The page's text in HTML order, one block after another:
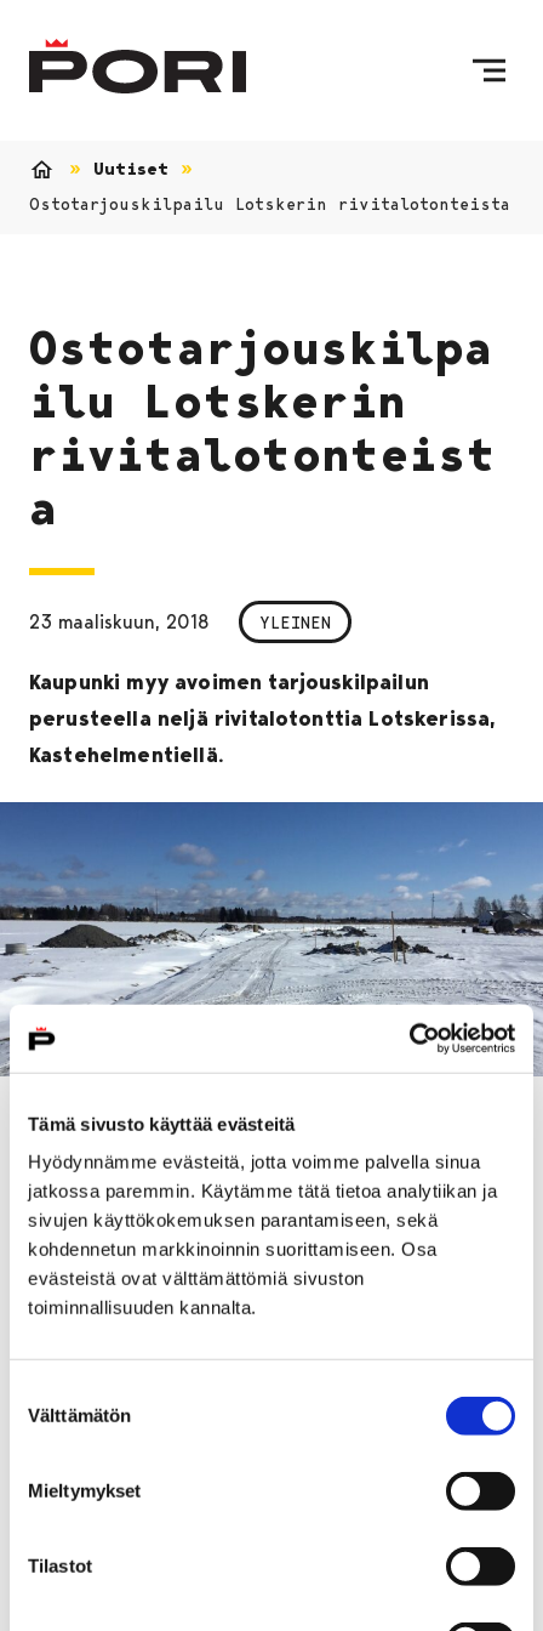
Tämä sivusto käyttää evästeitä
Hyödynnämme evästeitä, jotta voimme palvella sinua
jatkossa paremmin. Käytämme tätä tietoa analytiikan ja
sivujen käyttökokemuksen parantamiseen, sekä
kohdennetun markkinoinnin suorittamiseen. Osa
evästeistä ovat välttämättömiä sivuston
toiminnallisuuden kannalta.
valinta
Välttämätön
Mieltymykset
Tilastot
Uutiset
Ostotarjouskilpailu Lotskerin rivitalotonteista
Ostotarjouskilpa
ilu Lotskerin
rivitalotonteist
a
23 maaliskuun, 2018 YLEINEN
Kaupunki myy avoimen tarjouskilpailun
perusteella neljä rivitalotonttia Lotskerissa,
Kastehelmentiellä.
Tonttien kiinteistötunnukset ovat 609-55-69-2, 609-
55-69-3, 609-55-69-4 ja 609-55-68-7. Tonteilla on
rakennusoikeutta yhteensä 3147 k-m².
Huutokauppa käydään sähköisesti osoitteessa
https://huutokaupat.com/fi/v/793979.
Huutokauppa-aika alkoi maanantaina 19.3.2018 kello
Tarjousta pyydetään neljän tontin yhteenlasketusta